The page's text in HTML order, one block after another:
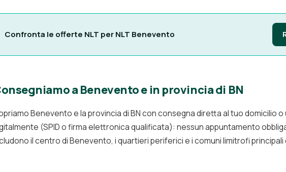
Confronta le offerte NLT per NLT Benevento
a Benevento e in provincia di BN
Benevento e la provincia di BN con consegna diretta al tuo domicilio
(SPID o firma elettronica qualificata): nessun appuntamento
il centro di Benevento, i quartieri periferici e i comuni limitrofi principali